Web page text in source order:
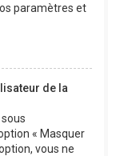
paramètres et
de la
« Masquer
vous ne